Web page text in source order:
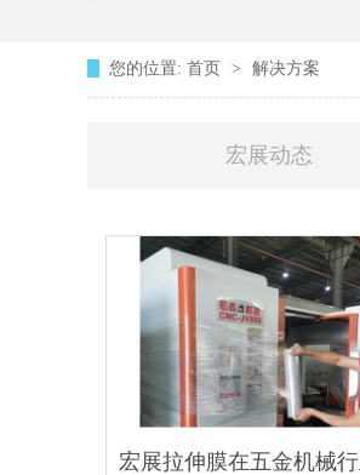
您的位置: 首页 > 解决方案
宏展动态